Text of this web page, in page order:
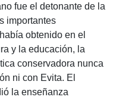
fue el detonante de la
importantes
obtenido en el
y la educación, la
conservadora nunca
ni con Evita. El
la enseñanza